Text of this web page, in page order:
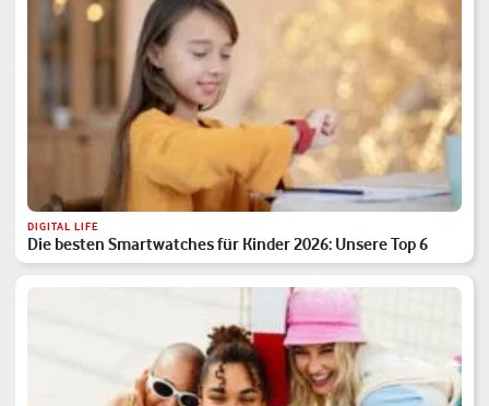
DIGITAL LIFE
Die besten Smartwatches für Kinder 2026: Unsere Top 6